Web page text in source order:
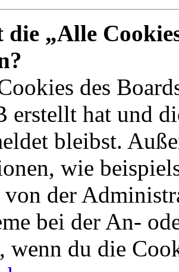
die „Alle
des
erstellt hat und
bleibst.
wie
von der
bei der An-
wenn du die